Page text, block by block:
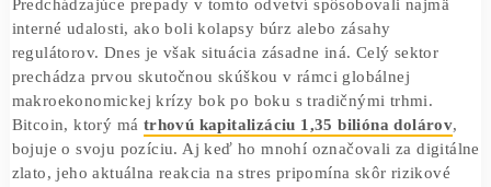
Skutočný test odolnosti voči
vplyvom